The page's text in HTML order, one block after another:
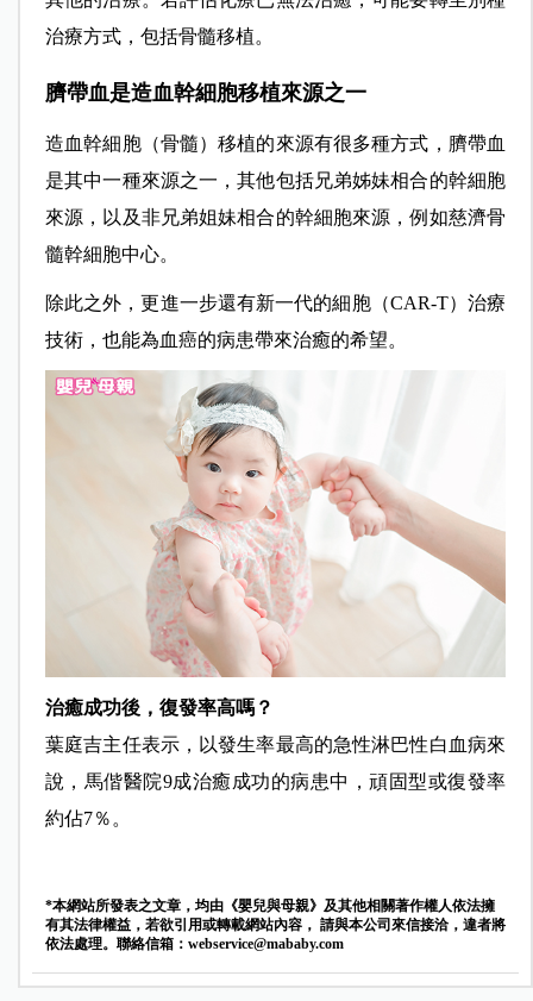
治療方式，包括骨髓移植。
臍帶血是造血幹細胞移植來源之一
造血幹細胞（骨髓）移植的來源有很多種方式，臍帶血
是其中一種來源之一，其他包括兄弟姊妹相合的幹細胞
來源，以及非兄弟姐妹相合的幹細胞來源，例如慈濟骨
髓幹細胞中心。
除此之外，更進一步還有新一代的細胞（CAR-T）治療
技術，也能為血癌的病患帶來治癒的希望。
治癒成功後，復發率高嗎？
葉庭吉主任表示，以發生率最高的急性淋巴性白血病來
說，馬偕醫院9成治癒成功的病患中，頑固型或復發率
約佔7％。
*本網站所發表之文章，均由《嬰兒與母親》及其他相關著作權人依法擁
有其法律權益，若欲引用或轉載網站內容， 請與本公司來信接洽，違者將
依法處理。聯絡信箱： webservice@mababy.com